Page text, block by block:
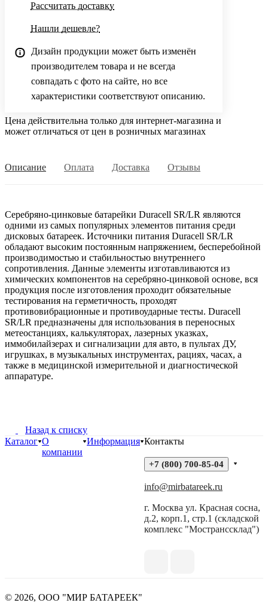
Рассчитать доставку
Нашли дешевле?
Дизайн продукции может быть изменён
производителем товара и не всегда
совпадать с фото на сайте, но все
характеристики соответствуют описанию.
Цена действительна только для интернет-магазина и
может отличаться от цен в розничных магазинах
Описание Оплата Доставка Отзывы
Серебряно-цинковые батарейки Duracell SR/LR являются
одними из самых популярных элементов питания среди
дисковых батареек. Источники питания Duracell SR/LR
обладают высоким постоянным напряжением, бесперебойной
производимостью и стабильностью внутреннего
сопротивления. Данные элементы изготавливаются из
химических компонентов на серебряно-цинковой основе, вся
продукция после изготовления проходит обязательные
тестирования на герметичность, проходят
противовибрационные и противоударные тесты. Duracell
SR/LR предназначены для использования в переносных
метеостанциях, калькуляторах, лазерных указках,
иммобилайзерах и сигнализации для авто, в пультах ДУ,
игрушках, в музыкальных инструментах, рациях, часах, а
также в медицинской измерительной и диагностической
аппаратуре.
Назад к списку
Каталог О
компании
Информация Контакты
+7 (800) 700-85-04
info@mirbatareek.ru
г. Москва ул. Красная сосна,
д.2, корп.1, стр.1 (складской
комплекс "Мостранссклад")
© 2026, ООО "МИР БАТАРЕЕК"